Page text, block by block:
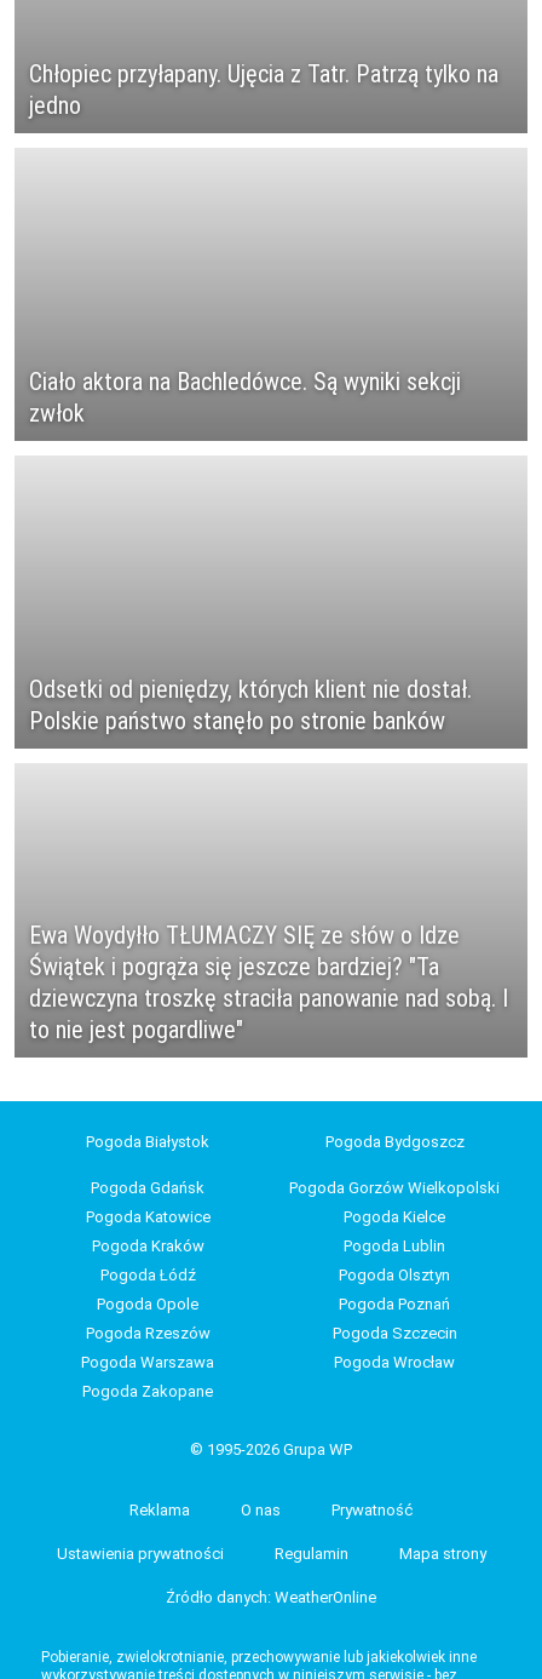
Chłopiec przyłapany. Ujęcia z Tatr. Patrzą tylko na
jedno
Ciało aktora na Bachledówce. Są wyniki sekcji
zwłok
Odsetki od pieniędzy, których klient nie dostał.
Polskie państwo stanęło po stronie banków
Ewa Woydyłło TŁUMACZY SIĘ ze słów o Idze
Świątek i pogrąża się jeszcze bardziej? "Ta
dziewczyna troszkę straciła panowanie nad sobą. I
to nie jest pogardliwe"
Pogoda Białystok Pogoda Bydgoszcz
Pogoda Gdańsk
Pogoda Gorzów Wielkopolski
Pogoda Katowice
Pogoda Kielce
Pogoda Kraków
Pogoda Lublin
Pogoda Łódź
Pogoda Olsztyn
Pogoda Opole
Pogoda Poznań
Pogoda Rzeszów
Pogoda Szczecin
Pogoda Warszawa
Pogoda Wrocław
Pogoda Zakopane
© 1995-2026 Grupa WP
Reklama O nas Prywatność
Ustawienia prywatności Regulamin Mapa strony
Źródło danych: WeatherOnline
Pobieranie, zwielokrotnianie, przechowywanie lub jakiekolwiek inne
wykorzystywanie treści dostępnych w niniejszym serwisie - bez